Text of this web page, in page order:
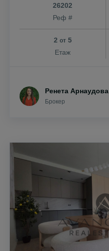
26202
Реф #
2 от5
Етаж
Ренета Арнаудова
Брокер